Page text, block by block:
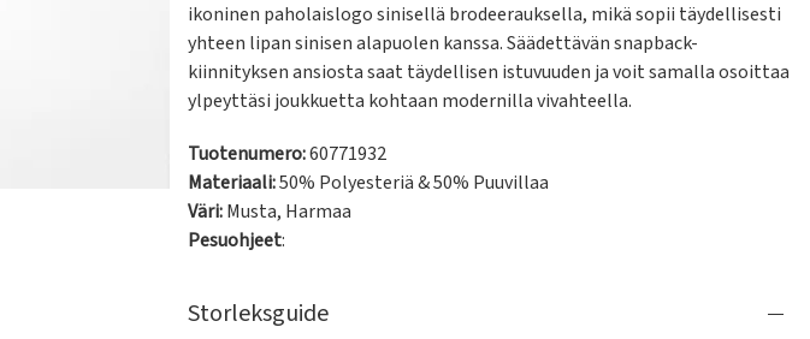
ikoninen paholaislogo sinisellä brodeerauksella, mikä sopii täydellisesti
yhteen lipan sinisen alapuolen kanssa. Säädettävän snapback-
kiinnityksen ansiosta saat täydellisen istuvuuden ja voit samalla osoittaa
ylpeyttäsi joukkuetta kohtaan modernilla vivahteella.
Tuotenumero:60771932
Materiaali:50% Polyesteriä & 50% Puuvillaa
Väri:Musta, Harmaa
Pesuohjeet:
Storleksguide